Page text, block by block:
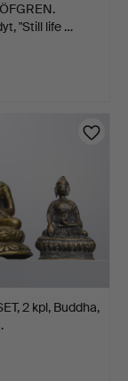
"Still life …
2 kpl, Buddha,